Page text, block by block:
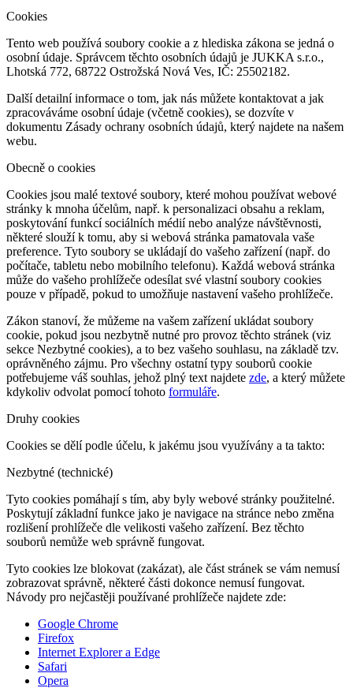
Cookies
Tento web používá soubory cookie a z hlediska zákona se jedná o
osobní údaje. Správcem těchto osobních údajů je JUKKA s.r.o.,
Lhotská 772, 68722 Ostrožská Nová Ves, IČ: 25502182.
Další detailní informace o tom, jak nás můžete kontaktovat a jak
zpracováváme osobní údaje (včetně cookies), se dozvíte v
dokumentu Zásady ochrany osobních údajů, který najdete na našem
webu.
Obecně o cookies
Cookies jsou malé textové soubory, které mohou používat webové
stránky k mnoha účelům, např. k personalizaci obsahu a reklam,
poskytování funkcí sociálních médií nebo analýze návštěvnosti,
některé slouží k tomu, aby si webová stránka pamatovala vaše
preference. Tyto soubory se ukládají do vašeho zařízení (např. do
počítače, tabletu nebo mobilního telefonu). Každá webová stránka
může do vašeho prohlížeče odesílat své vlastní soubory cookies
pouze v případě, pokud to umožňuje nastavení vašeho prohlížeče.
Zákon stanoví, že můžeme na vašem zařízení ukládat soubory
cookie, pokud jsou nezbytně nutné pro provoz těchto stránek (viz
sekce Nezbytné cookies), a to bez vašeho souhlasu, na základě tzv.
oprávněného zájmu. Pro všechny ostatní typy souborů cookie
potřebujeme váš souhlas, jehož plný text najdete zde, a který můžete
kdykoliv odvolat pomocí tohoto formuláře.
Druhy cookies
Cookies se dělí podle účelu, k jakému jsou využívány a ta takto:
Nezbytné (technické)
Tyto cookies pomáhají s tím, aby byly webové stránky použitelné.
Poskytují základní funkce jako je navigace na stránce nebo změna
rozlišení prohlížeče dle velikosti vašeho zařízení. Bez těchto
souborů nemůže web správně fungovat.
Tyto cookies lze blokovat (zakázat), ale část stránek se vám nemusí
zobrazovat správně, některé části dokonce nemusí fungovat.
Návody pro nejčastěji používané prohlížeče najdete zde:
Google Chrome
Firefox
Internet Explorer a Edge
Safari
Opera